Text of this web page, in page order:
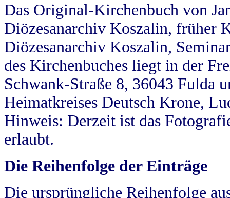
Das Original-Kirchenbuch von
Diözesanarchiv Koszalin, früher
Diözesanarchiv Koszalin,
des Kirchenbuches liegt in der
Schwank-Straße 8, 36043 Fulda
Heimatkreises Deutsch Krone,
Hinweis: Derzeit ist das
erlaubt.
Die Reihenfolge der Einträge
Die ursprüngliche Reihenfolge